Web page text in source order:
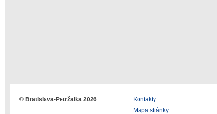
© Bratislava-Petržalka 2026
Kontakty
Mapa stránky